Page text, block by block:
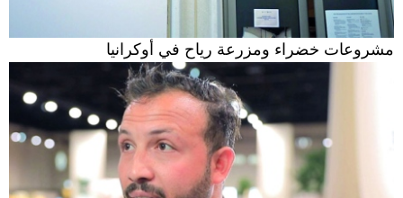
مشروعات خضراء ومزرعة رياح في أوكرانيا